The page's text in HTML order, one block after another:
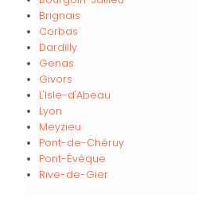
Brignais
Corbas
Dardilly
Genas
Givors
L'Isle-d'Abeau
Lyon
Meyzieu
Pont-de-Chéruy
Pont-Évêque
Rive-de-Gier